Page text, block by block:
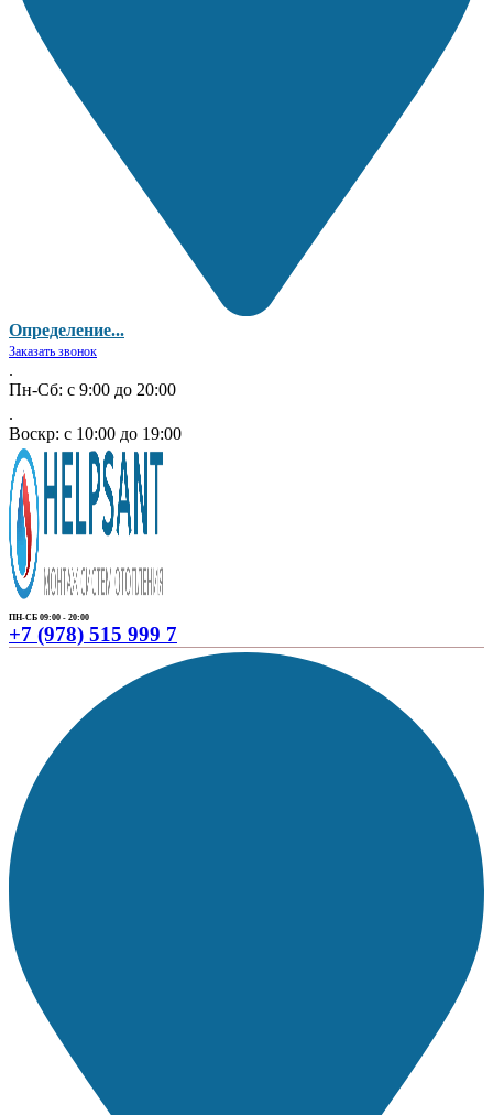
Определение...
Заказать звонок
.
Пн-Сб: с 9:00 до 20:00
.
Воскр: с 10:00 до 19:00
ПН-СБ 09:00 - 20:00
+7 (978) 515 999 7